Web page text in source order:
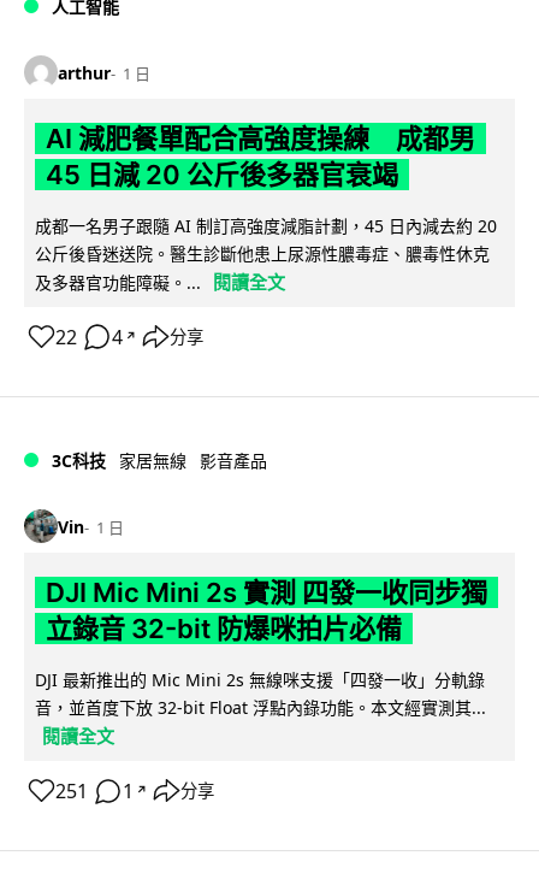
人工智能
arthur 1 日
AI 減肥餐單配合高強度操練 成都男
45 日減 20 公斤後多器官衰竭
成都一名男子跟隨 AI 制訂高強度減脂計劃，45 日內減去約 20
公斤後昏迷送院。醫生診斷他患上尿源性膿毒症、膿毒性休克
及多器官功能障礙。...
閱讀全文
22 4 ↗ 分享
3C科技 家居無線 影音產品
Vin 1 日
DJI Mic Mini 2s 實測 四發一收同步獨
立錄音 32-bit 防爆咪拍片必備
DJI 最新推出的 Mic Mini 2s 無線咪支援「四發一收」分軌錄
音，並首度下放 32-bit Float 浮點內錄功能。本文經實測其...
閱讀全文
251 1 ↗ 分享